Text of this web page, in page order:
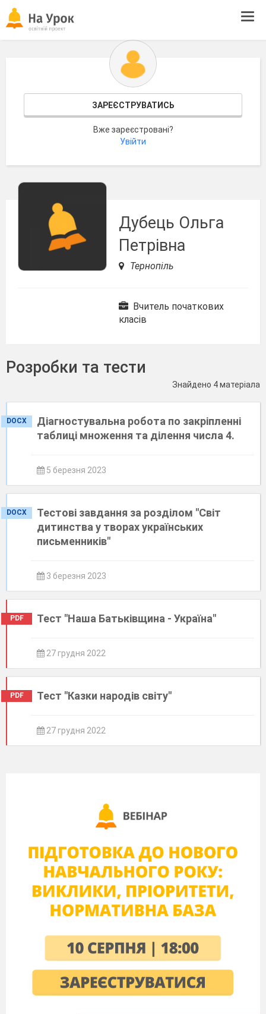
ЗАРЕЄСТРУВАТИСЬ
Вже зареєстровані?
Увійти
Дубець Ольга
Петрівна
Тернопіль
Вчитель початкових
класів
Розробки та тести
Знайдено 4 матеріала
DOCX
Діагностувальна робота по закріпленні
таблиці множення та ділення числа 4.
5 березня 2023
DOCX
Тестові завдання за розділом "Світ
дитинства у творах українських
письменників"
3 березня 2023
PDF Тест "Наша Батьківщина - Україна"
27 грудня 2022
PDF Тест "Казки народів світу"
27 грудня 2022